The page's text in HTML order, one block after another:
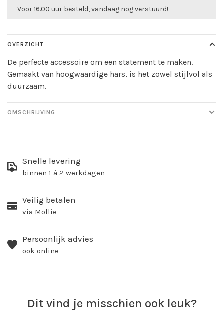
Voor 16.00 uur besteld, vandaag nog verstuurd!
OVERZICHT
De perfecte accessoire om een statement te maken.
Gemaakt van hoogwaardige hars, is het zowel stijlvol als
duurzaam.
OMSCHRIJVING
Snelle levering
binnen 1 á 2 werkdagen
Veilig betalen
via Mollie
Persoonlijk advies
ook online
Dit vind je misschien ook leuk?